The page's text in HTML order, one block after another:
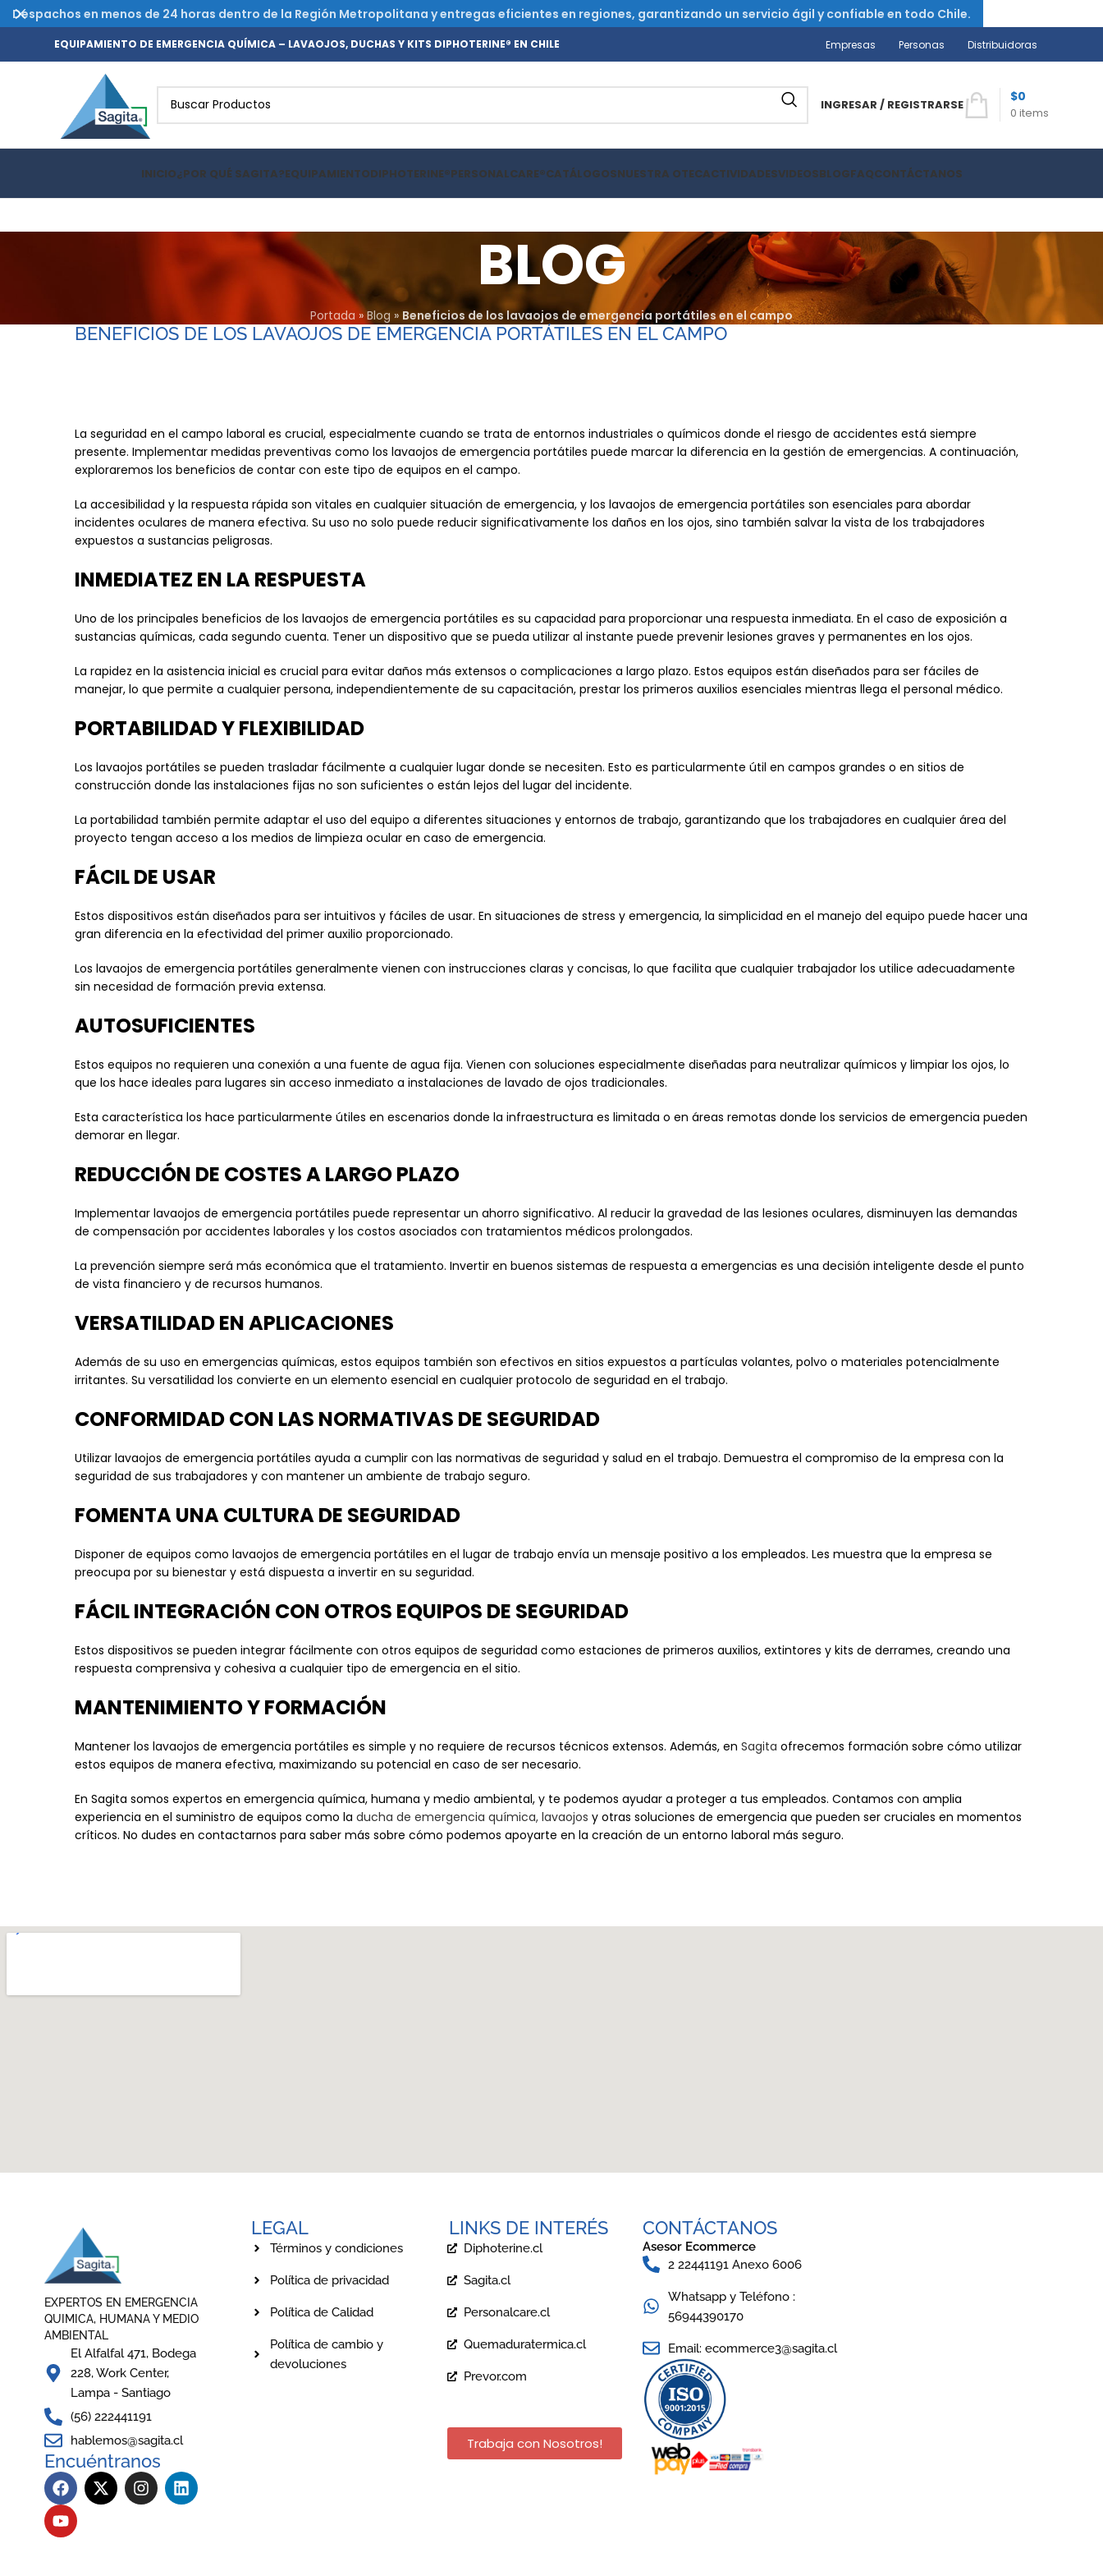
EQUIPAMIENTO DE EMERGENCIA QUÍMICA – LAVAOJOS, DUCHAS Y KITS DIPHOTERINE® EN CHILE Empresas Personas Distribuidoras
INGRESAR / REGISTRARSE
0 items
$0
INICIO¿POR QUÉ SAGITA?EQUIPAMIENTODIPHOTERINE®PERSONALCARE®CATÁLOGOSNUESTRA OTECACTIVIDADESVIDEOSBLOGFAQCONTÁCTANOS
BLOG
Portada »Blog » Beneficios de los lavaojos de emergencia portátiles en el campo
BENEFICIOS DE LOS LAVAOJOS DE EMERGENCIA PORTÁTILES EN EL CAMPO
La seguridad en el campo laboral es crucial, especialmente cuando se trata de entornos industriales o químicos donde el riesgo de accidentes está siempre
presente. Implementar medidas preventivas como los lavaojos de emergencia portátiles puede marcar la diferencia en la gestión de emergencias. A continuación,
exploraremos los beneficios de contar con este tipo de equipos en el campo.
La accesibilidad y la respuesta rápida son vitales en cualquier situación de emergencia, y los lavaojos de emergencia portátiles son esenciales para abordar
incidentes oculares de manera efectiva. Su uso no solo puede reducir significativamente los daños en los ojos, sino también salvar la vista de los trabajadores
expuestos a sustancias peligrosas.
INMEDIATEZ EN LA RESPUESTA
Uno de los principales beneficios de los lavaojos de emergencia portátiles es su capacidad para proporcionar una respuesta inmediata. En el caso de exposición a
sustancias químicas, cada segundo cuenta. Tener un dispositivo que se pueda utilizar al instante puede prevenir lesiones graves y permanentes en los ojos.
La rapidez en la asistencia inicial es crucial para evitar daños más extensos o complicaciones a largo plazo. Estos equipos están diseñados para ser fáciles de
manejar, lo que permite a cualquier persona, independientemente de su capacitación, prestar los primeros auxilios esenciales mientras llega el personal médico.
PORTABILIDAD Y FLEXIBILIDAD
Los lavaojos portátiles se pueden trasladar fácilmente a cualquier lugar donde se necesiten. Esto es particularmente útil en campos grandes o en sitios de
construcción donde las instalaciones fijas no son suficientes o están lejos del lugar del incidente.
La portabilidad también permite adaptar el uso del equipo a diferentes situaciones y entornos de trabajo, garantizando que los trabajadores en cualquier área del
proyecto tengan acceso a los medios de limpieza ocular en caso de emergencia.
FÁCIL DE USAR
Estos dispositivos están diseñados para ser intuitivos y fáciles de usar. En situaciones de stress y emergencia, la simplicidad en el manejo del equipo puede hacer una
gran diferencia en la efectividad del primer auxilio proporcionado.
Los lavaojos de emergencia portátiles generalmente vienen con instrucciones claras y concisas, lo que facilita que cualquier trabajador los utilice adecuadamente
sin necesidad de formación previa extensa.
AUTOSUFICIENTES
Estos equipos no requieren una conexión a una fuente de agua fija. Vienen con soluciones especialmente diseñadas para neutralizar químicos y limpiar los ojos, lo
que los hace ideales para lugares sin acceso inmediato a instalaciones de lavado de ojos tradicionales.
Esta característica los hace particularmente útiles en escenarios donde la infraestructura es limitada o en áreas remotas donde los servicios de emergencia pueden
demorar en llegar.
REDUCCIÓN DE COSTES A LARGO PLAZO
Implementar lavaojos de emergencia portátiles puede representar un ahorro significativo. Al reducir la gravedad de las lesiones oculares, disminuyen las demandas
de compensación por accidentes laborales y los costos asociados con tratamientos médicos prolongados.
La prevención siempre será más económica que el tratamiento. Invertir en buenos sistemas de respuesta a emergencias es una decisión inteligente desde el punto
de vista financiero y de recursos humanos.
VERSATILIDAD EN APLICACIONES
Además de su uso en emergencias químicas, estos equipos también son efectivos en sitios expuestos a partículas volantes, polvo o materiales potencialmente
irritantes. Su versatilidad los convierte en un elemento esencial en cualquier protocolo de seguridad en el trabajo.
CONFORMIDAD CON LAS NORMATIVAS DE SEGURIDAD
Utilizar lavaojos de emergencia portátiles ayuda a cumplir con las normativas de seguridad y salud en el trabajo. Demuestra el compromiso de la empresa con la
seguridad de sus trabajadores y con mantener un ambiente de trabajo seguro.
FOMENTA UNA CULTURA DE SEGURIDAD
Disponer de equipos como lavaojos de emergencia portátiles en el lugar de trabajo envía un mensaje positivo a los empleados. Les muestra que la empresa se
preocupa por su bienestar y está dispuesta a invertir en su seguridad.
FÁCIL INTEGRACIÓN CON OTROS EQUIPOS DE SEGURIDAD
Estos dispositivos se pueden integrar fácilmente con otros equipos de seguridad como estaciones de primeros auxilios, extintores y kits de derrames, creando una
respuesta comprensiva y cohesiva a cualquier tipo de emergencia en el sitio.
MANTENIMIENTO Y FORMACIÓN
Mantener los lavaojos de emergencia portátiles es simple y no requiere de recursos técnicos extensos. Además, en Sagita ofrecemos formación sobre cómo utilizar
estos equipos de manera efectiva, maximizando su potencial en caso de ser necesario.
En Sagita somos expertos en emergencia química, humana y medio ambiental, y te podemos ayudar a proteger a tus empleados. Contamos con amplia
experiencia en el suministro de equipos como la ducha de emergencia química, lavaojos y otras soluciones de emergencia que pueden ser cruciales en momentos
críticos. No dudes en contactarnos para saber más sobre cómo podemos apoyarte en la creación de un entorno laboral más seguro.
EXPERTOS EN EMERGENCIA
QUIMICA, HUMANA Y MEDIO
AMBIENTAL
El Alfalfal 471, Bodega
228, Work Center,
Lampa - Santiago
(56) 222441191
hablemos@sagita.cl
Encuéntranos
LEGAL
Términos y condiciones
Política de privacidad
Política de Calidad
Política de cambio y
devoluciones
LINKS DE INTERÉS
Diphoterine.cl
Sagita.cl
Personalcare.cl
Quemaduratermica.cl
Prevor.com
Trabaja con Nosotros!
CONTÁCTANOS
Asesor Ecommerce
2 22441191 Anexo 6006
Whatsapp y Teléfono :
56944390170
Email: ecommerce3@sagita.cl
Despachos en menos de 24 horas dentro de la Región Metropolitana y entregas eficientes en regiones, garantizando un servicio ágil y confiable en todo Chile.